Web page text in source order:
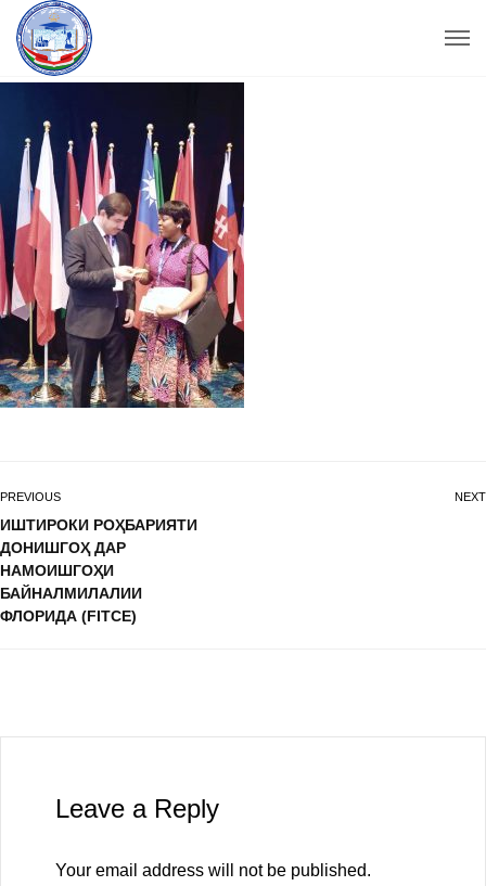
PREVIOUS
ИШТИРОКИ РОҲБАРИЯТИ
ДОНИШГОҲ ДАР
НАМОИШГОҲИ
БАЙНАЛМИЛАЛИИ
ФЛОРИДА (FITCE)
NEXT
Leave a Reply
Your email address will not be published.